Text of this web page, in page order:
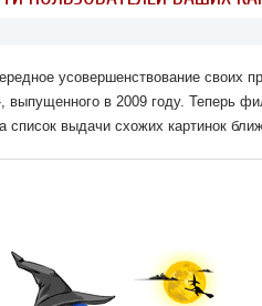
усовершенствование своих
выпущенного в 2009 году. Теперь
выдачи схожих картинок